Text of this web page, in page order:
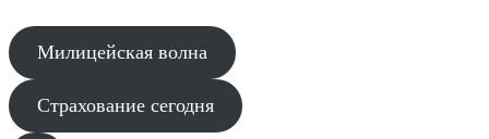
Милицейская волна
Страхование сегодня